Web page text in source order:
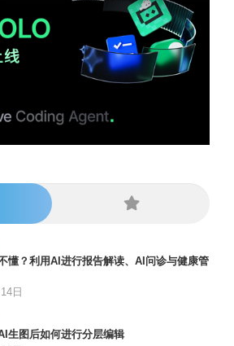
懂？利用AI进行报告解读、AI问诊与健康管
日
生图后如何进行分层编辑